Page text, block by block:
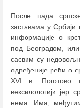
После пада
заставама у
информације о
под Београдом,
сасвим су
одређеније рећи о
XVI в. Поготово
вексилологији јер
нема. Има,